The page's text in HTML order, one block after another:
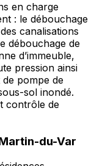
en charge
: le débouchage
canalisations
débouchage de
d’immeuble,
pression ainsi
pompe de
sol inondé.
contrôle de
du-Var